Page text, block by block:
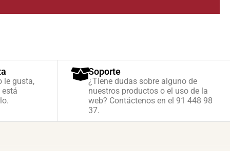
le gusta,
Soporte
¿Tiene dudas sobre alguno de
nuestros productos o el uso de la
web? Contáctenos en el 91 448 98
37.